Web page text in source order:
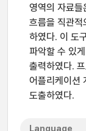
영역의 자료
흐름을 직관적
하였다. 이 도
파악할 수 있
출력하였다.
어플리케이션
도출하였다.
Language